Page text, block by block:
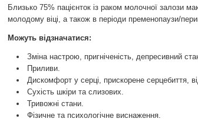
Близько 75% пацієнток із раком молочної залози
молодому віці, а також в періоди пременопаузи/
Можуть відзначатися:
Зміна настрою, пригніченість, депресивний
Приливи.
Дискомфорт у серці, прискорене серцебиття,
Сухість шкіри та слизових.
Тривожні стани.
Фізичне та психологічне виснаження.